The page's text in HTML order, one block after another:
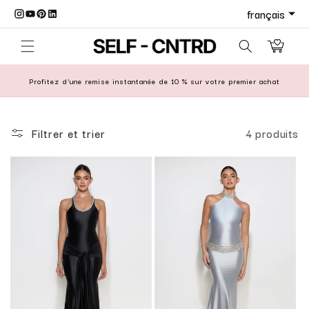
passer au contenu
Panier
Profitez d'une remise instantanée de 10 % sur votre premier achat
Filtrer et trier 4 produits